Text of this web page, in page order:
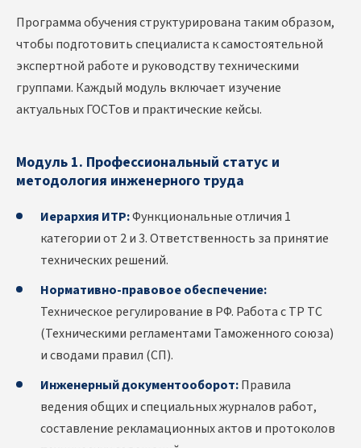
Программа обучения структурирована таким образом,
чтобы подготовить специалиста к самостоятельной
экспертной работе и руководству техническими
группами. Каждый модуль включает изучение
актуальных ГОСТов и практические кейсы.
Модуль 1. Профессиональный статус и
методология инженерного труда
Иерархия ИТР:Функциональные отличия 1
категории от 2 и 3. Ответственность за принятие
технических решений.
Нормативно-правовое обеспечение:
Техническое регулирование в РФ. Работа с ТР ТС
(Техническими регламентами Таможенного союза)
и сводами правил (СП).
Инженерный документооборот:Правила
ведения общих и специальных журналов работ,
составление рекламационных актов и протоколов